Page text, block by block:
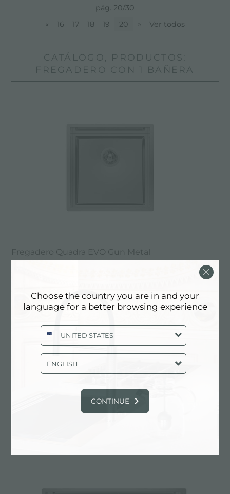
pág. 20/30
«
16 17 18 19 20 » Ver todos
CATÁLOGO, PRODUCTOS:
FREGADERO CON 1 BAÑERA
Fregadero Quadra EVO Gun Metal
Choose the country you are in and your
language for a better browsing experience
UNITED STATES
ENGLISH
CONTINUE